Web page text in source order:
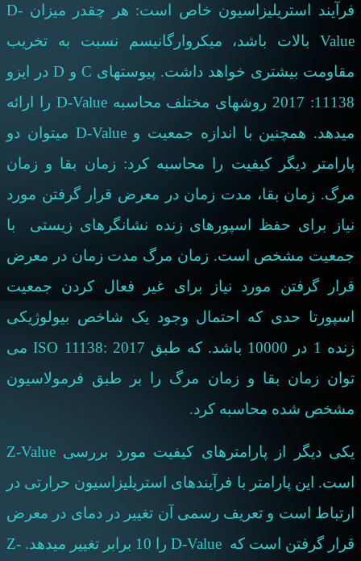
فرآیند استریلیزاسیون خاص است: هر چقدر میزان D-
Valueبالات باشد، میکروارگانیسم نسبت به تخریب
مقاومت بیشتری خواهد داشت. پیوستهای Cو Dدر ایزو
11138: 2017 روشهای مختلف محاسبه
D-Valueرا ارائه
میدهد. همچنین با اندازه جمعیت و D-Valueمیتوان دو
پارامتر دیگر کیفیت را محاسبه کرد: زمان بقا و زمان
مرگ. زمان بقا، مدت زمان در معرض قرار گرفتن مورد
نیاز برای حفظ اسپورهای زنده نشانگرهای زیستی با
جمعیت مشخص است. زمان مرگ مدت زمان در معرض
قرار گرفتن مورد نیاز برای غیر فعال کردن جمعیت
اسپورتا حدی که احتمال وجود یک شاخص بیولوژیکی
زنده 1 در 10000 باشد. که طبق
ISO 11138: 2017می
توان زمان بقا و زمان مرگ را بر طبق فرمولاسیون
مشخص شده محاسبه کرد.
یکی دیگر از پارامترهای کیفیت مورد بررسی Z-Value
است. این پارامتر با فرآیندهای استریلیزاسیون حرارتی در
ارتباط است و تعریف رسمی آن تغییر در دمای در معرض
قرار گرفتن است که D-Valueرا 10 برابر تغییر میدهد. Z-